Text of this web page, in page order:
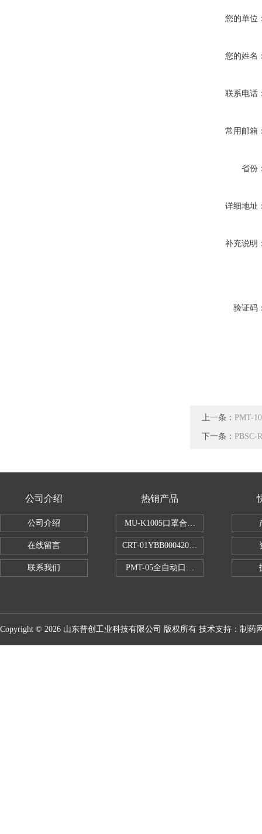
您的单位
您的姓名
联系电话
常用邮箱
省份
详细地址
补充说明
验证码
上一条： PMT-
下一条： PBSC-
公司介绍
公司介绍
在线留言
联系我们
热销产品
MU-K1005口罩合成血液穿透试验仪
CRT-01YBB00042005数显式安瓿瓶圆
PMT-05全自动口红折断力测试仪
Copyright © 2026 山东普创工业科技有限公司 版权所有 技术支持： 制药